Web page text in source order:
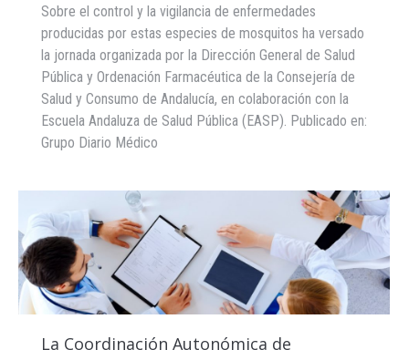
Sobre el control y la vigilancia de enfermedades
producidas por estas especies de mosquitos ha versado
la jornada organizada por la Dirección General de Salud
Pública y Ordenación Farmacéutica de la Consejería de
Salud y Consumo de Andalucía, en colaboración con la
Escuela Andaluza de Salud Pública (EASP). Publicado en:
Grupo Diario Médico
La Coordinación Autonómica de